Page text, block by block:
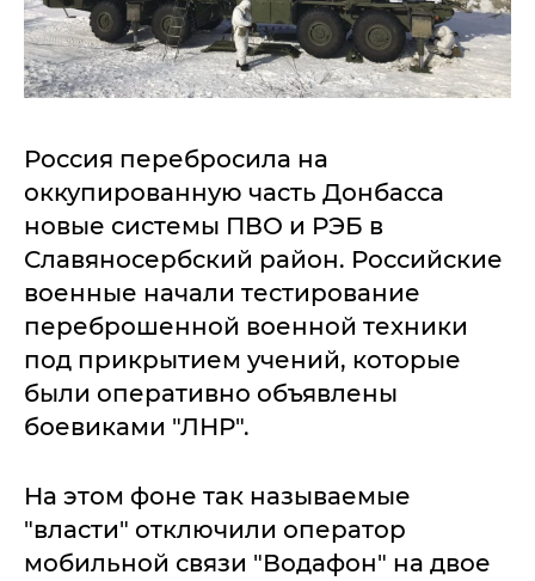
Россия перебросила на
оккупированную часть Донбасса
новые системы ПВО и РЭБ в
Славяносербский район. Российские
военные начали тестирование
переброшенной военной техники
под прикрытием учений, которые
были оперативно объявлены
боевиками "ЛНР".
На этом фоне так называемые
"власти" отключили оператор
мобильной связи "Водафон" на двое